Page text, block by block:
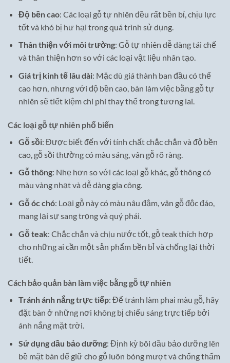
Độ bền cao: Các loại gỗ tự nhiên đều rất bền bỉ, chịu lực
tốt và khó bị hư hại trong quá trình sử dụng.
Thân thiện với môi trường: Gỗ tự nhiên dễ dàng tái chế
và thân thiện hơn so với các loại vật liệu nhân tạo.
Giá trị kinh tế lâu dài: Mặc dù giá thành ban đầu có thể
cao hơn, nhưng với độ bền cao, bàn làm việc bằng gỗ tự
nhiên sẽ tiết kiệm chi phí thay thế trong tương lai.
Các loại gỗ tự nhiên phổ biến
Gỗ sồi: Được biết đến với tính chất chắc chắn và độ bền
cao, gỗ sồi thường có màu sáng, vân gỗ rõ ràng.
Gỗ thông: Nhẹ hơn so với các loại gỗ khác, gỗ thông có
màu vàng nhạt và dễ dàng gia công.
Gỗ óc chó: Loại gỗ này có màu nâu đậm, vân gỗ độc đáo,
mang lại sự sang trọng và quý phái.
Gỗ teak: Chắc chắn và chịu nước tốt, gỗ teak thích hợp
cho những ai cần một sản phẩm bền bỉ và chống lại thời
tiết.
Cách bảo quản bàn làm việc bằng gỗ tự nhiên
Tránh ánh nắng trực tiếp: Để tránh làm phai màu gỗ, hãy
đặt bàn ở những nơi không bị chiếu sáng trực tiếp bởi
ánh nắng mặt trời.
Sử dụng dầu bảo dưỡng: Định kỳ bôi dầu bảo dưỡng lên
bề mặt bàn để giữ cho gỗ luôn bóng mượt và chống thấm